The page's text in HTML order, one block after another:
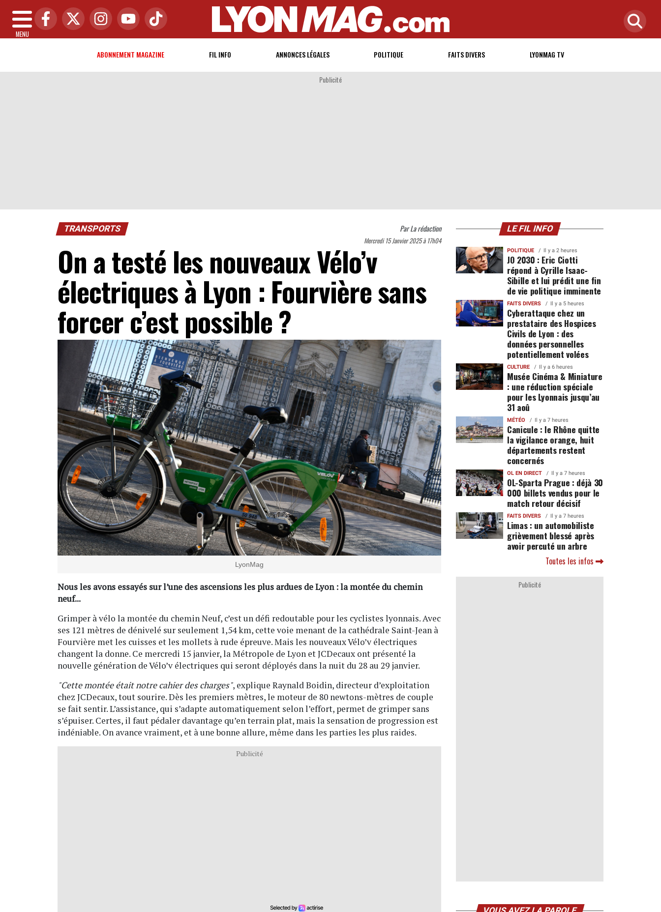
MENU
ABONNEMENT MAGAZINE FIL INFO ANNONCES LÉGALES POLITIQUE FAITS DIVERS LYONMAG TV
Publicité
TRANSPORTS ParLa rédaction
Mercredi 15 Janvier 2025 à 17h04
On a testé les nouveaux Vélo’v
électriques à Lyon : Fourvière sans
forcer c’est possible ?
LyonMag
Nous les avons essayés sur l’une des ascensions les plus ardues de Lyon : la montée du chemin
neuf...
Grimper à vélo la montée du chemin Neuf, c’est un défi redoutable pour les cyclistes lyonnais. Avec
ses 121 mètres de dénivelé sur seulement 1,54 km, cette voie menant de la cathédrale Saint-Jean à
Fourvière met les cuisses et les mollets à rude épreuve. Mais les nouveaux Vélo’v électriques
changent la donne. Ce mercredi 15 janvier, la Métropole de Lyon et JCDecaux ont présenté la
nouvelle génération de Vélo’v électriques qui seront déployés dans la nuit du 28 au 29 janvier. ​​​
"Cette montée était notre cahier des charges", explique Raynald Boidin, directeur d’exploitation
chez JCDecaux, tout sourire. Dès les premiers mètres, le moteur de 80 newtons-mètres de couple
se fait sentir. L’assistance, qui s’adapte automatiquement selon l’effort, permet de grimper sans
s’épuiser. Certes, il faut pédaler davantage qu’en terrain plat, mais la sensation de progression est
indéniable. On avance vraiment, et à une bonne allure, même dans les parties les plus raides.
Publicité
LE FIL INFO
POLITIQUE Il y a 2 heures
JO 2030 : Eric Ciotti
répond à Cyrille Isaac-
Sibille et lui prédit une fin
de vie politique imminente
FAITS DIVERS Il y a 5 heures
Cyberattaque chez un
prestataire des Hospices
Civils de Lyon : des
données personnelles
potentiellement volées
CULTURE Il y a 6 heures
Musée Cinéma & Miniature
: une réduction spéciale
pour les Lyonnais jusqu’au
31 aoû
MÉTÉO Il y a 7 heures
Canicule : le Rhône quitte
la vigilance orange, huit
départements restent
concernés
OL EN DIRECT Il y a 7 heures
OL-Sparta Prague : déjà 30
000 billets vendus pour le
match retour décisif
FAITS DIVERS Il y a 7 heures
Limas : un automobiliste
grièvement blessé après
avoir percuté un arbre
Toutes les infos
Publicité